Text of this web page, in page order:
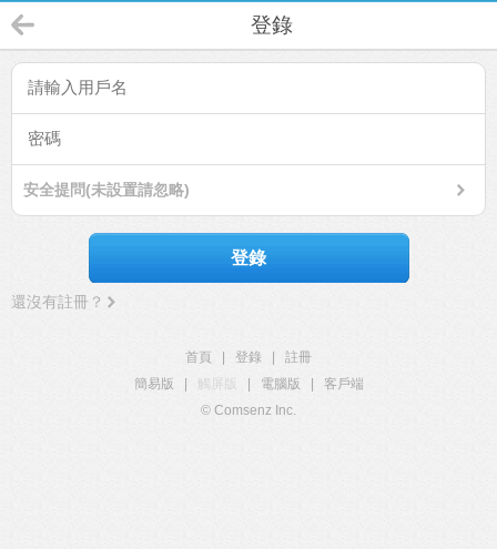
登錄
安全提問(未設置請忽略)
登錄
還沒有註冊？
首頁 登錄
註冊
簡易版
觸屏版 電腦版
客戶端
© Comsenz Inc.